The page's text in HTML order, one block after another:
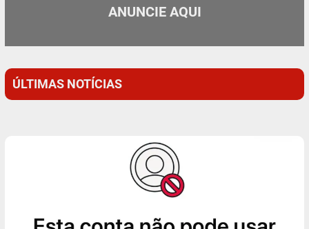
ANUNCIE AQUI
ÚLTIMAS NOTÍCIAS